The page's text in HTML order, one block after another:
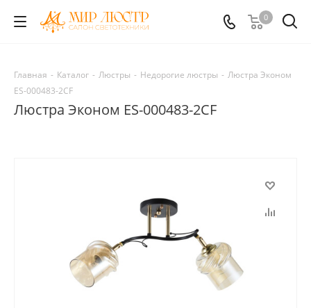
0
Главная - Каталог - Люстры - Недорогие люстры - Люстра Эконом
ES-000483-2CF
Люстра Эконом ES-000483-2CF